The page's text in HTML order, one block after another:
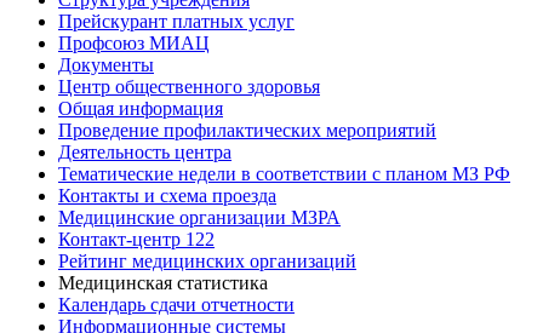
Прейскурант платных услуг
Профсоюз МИАЦ
Документы
Центр общественного здоровья
Общая информация
Проведение профилактических мероприятий
Деятельность центра
Тематические недели в соответствии с планом МЗ РФ
Контакты и схема проезда
Медицинские организации МЗРА
Контакт-центр 122
Рейтинг медицинских организаций
Медицинская статистика
Календарь сдачи отчетности
Информационные системы